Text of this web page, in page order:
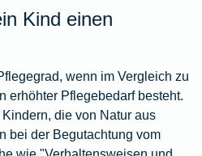
Kind einen
wenn im Vergleich zu
erhöhter Pflegebedarf besteht.
die von Natur aus
bei der Begutachtung vom